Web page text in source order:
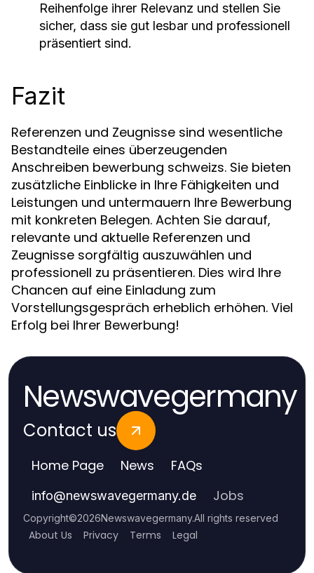
Reihenfolge ihrer Relevanz und stellen Sie
sicher, dass sie gut lesbar und professionell
präsentiert sind.
Fazit
Referenzen und Zeugnisse sind wesentliche
Bestandteile eines überzeugenden
Anschreiben bewerbung schweizs. Sie bieten
zusätzliche Einblicke in Ihre Fähigkeiten und
Leistungen und untermauern Ihre Bewerbung
mit konkreten Belegen. Achten Sie darauf,
relevante und aktuelle Referenzen und
Zeugnisse sorgfältig auszuwählen und
professionell zu präsentieren. Dies wird Ihre
Chancen auf eine Einladung zum
Vorstellungsgespräch erheblich erhöhen. Viel
Erfolg bei Ihrer Bewerbung!
Newswavegermany
Contact us
Home Page News FAQs
info@newswavegermany.de Jobs
Copyright©2026Newswavegermany.All rights reserved
About Us Privacy Terms Legal